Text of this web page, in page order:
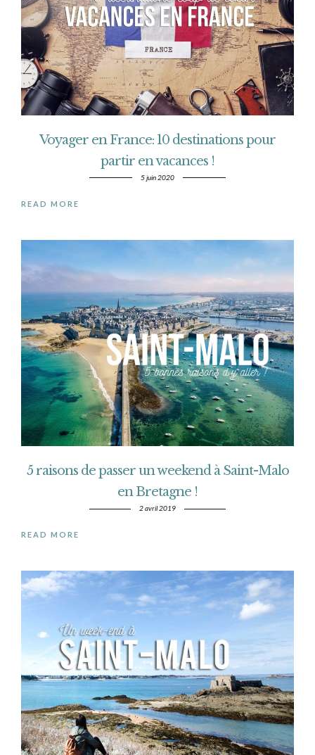
Voyager en France: 10 destinations pour
partir en vacances !
5 juin 2020
READ MORE
5 raisons de passer un weekend à Saint-Malo
en Bretagne !
2 avril 2019
READ MORE